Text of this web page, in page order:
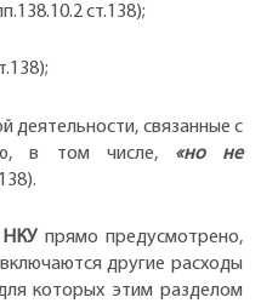
ст.138);
деятельности, связанные с
в том числе, «но не
НКУ прямо предусмотрено,
другие расходы
которых этим разделом